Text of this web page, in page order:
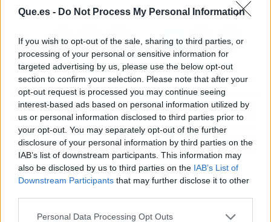
Que.es - Do Not Process My Personal Information
If you wish to opt-out of the sale, sharing to third parties, or
processing of your personal or sensitive information for
targeted advertising by us, please use the below opt-out
section to confirm your selection. Please note that after your
opt-out request is processed you may continue seeing
interest-based ads based on personal information utilized by
us or personal information disclosed to third parties prior to
your opt-out. You may separately opt-out of the further
disclosure of your personal information by third parties on the
IAB’s list of downstream participants. This information may
also be disclosed by us to third parties on the IAB’s List of
Downstream Participants that may further disclose it to other
Personal Data Processing Opt Outs
ARTÍCULO ANTERIOR
REAL MADRID
MANCHESTER CITY: EL
PLAN DE ANCELOTTI
ARTÍCULO SIGUIENTE
EXISTE UN LUGAR
IMPRESIONANTE
DONDE EL DESIERTO
SE BESA CON EL MAR Y
LA GENTE TIENE LA
PIEL ROJA